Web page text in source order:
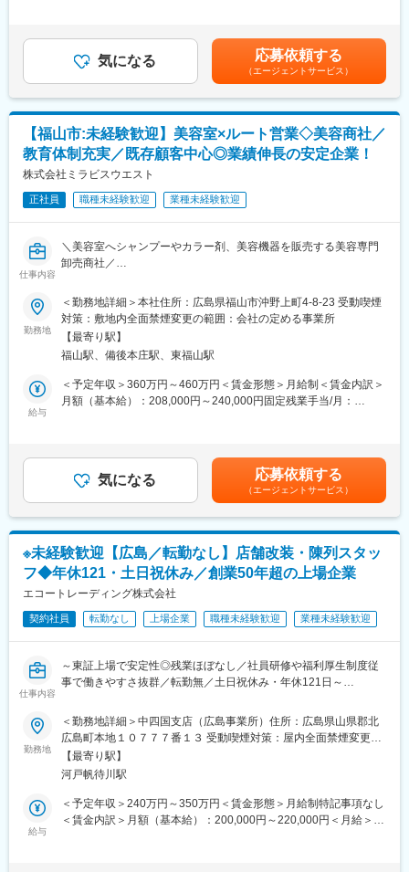
当社は、創業80年以上の広島県福山市に本社を置く美容専門商社
です。
近年は業界のリーディングカンパニーを目指し、中四国から関
東、関西、東海へとエリアを拡大しています。
もともと業績は堅調に右肩上がりでしたが、ここ数年はさらにそ
の伸長率を高めています。
業界特性として景気に左右されにくい側面があり、コロナ禍にお
いても業績を伸長させている安定性と成長性の２つを併せ持つ会
社です。
体制を敷きました。
変更の範囲：会社の定める業務
提案のため、営業しやすい環境です。
＜仕事の流れ＞
ケアマネージャーさんと関係性を構築し、福祉用具を必要とされ
フォローまでご対応いただくので、お客様と長期間関わっていた
だく事ができます。
■組織構成
各店営業数名と事務員1名、アルバイトのサポートスタッフにて構
成されております。
■研修
入社後は先輩社員への同行とe-ラーニングを使用した研修を行い
ます。
談員の資格取得していただきます。
資格取得後は先輩社員の同行とご利用者様のモニタリング（用具
の点検と状況ヒアリング）を行いながら業務の流れを学び、半年
～1年程度しっかり時間をかけてひとり立ちを目指します。
能力に合わせて常に勉強ができる環境です。
未経験からスタートし、3年で副店長、5年で店長になった方もい
ます。
今後も拠点を増やしていく予定であり、ポジションが増える予定
です。
■魅力
お困り事や不便な事などのニーズが発生してからのお仕事なの
で、無理な営業は必要なく、ご高齢者様が本当に必要な物を提案
できます。
営業では普段のコミュニケーションから信頼関係を構築し、お客
同業他社と比較して、１拠点あたりのエリアを狭く設定している
ため、スピード感を持って対応できると同時に、ご自身の負担も
変更の範囲：業務の変更の範囲：当社業務全般
＞有＜残業手当＞有＜給与補足＞※これまでの経験・スキルを元に
決定致します。・支払日：月末締、翌月20日支払い・残業代：35
時間の定額残業手当を支給・昇給：年1回（5月）・賞与：年2回
（7月、12月）※初年度は固定金額を支給賃金はあくまでも目安の
金額であり、選考を通じて上下する可能性があります。月給(月額)
は固定手当を含めた表記です。
気になる 応募依頼する
（エージェントサービス）
【福山市:未経験歓迎】美容室×ルート営業◇美容商社／
教育体制充実／既存顧客中心◎業績伸長の安定企業！
株式会社ミラビスウエスト
正社員 職種未経験歓迎 業種未経験歓迎
仕事内容
＼美容室へシャンプーやカラー剤、美容機器を販売する美容専門
卸売商社／
■お仕事内容：
理美容室向けのシャンプー・カラー剤・ヘアケア商品・美容機器
などを扱うルート営業をお任せします。
単なる商品販売ではなく、サロンの悩みや目指す姿に寄り添いな
がら、最適な提案・サポートを行う仕事です。
営業未経験の方でも、充実した研修とフォロー体制があるため安
メイン業務は「既存顧客との関係構築」です。定期訪問を行い、
関係性を築いて頂きます。
定期訪問時に新商品のご案内、お困りごとのヒアリング、購入頂
容室の売上アップのためのキャンペーンや新メニューの企画・提
案などを行います。
1日の訪問件数は担当エリアごとにご自身で計画立ててスケジュー
ルを組んで頂きます。
＼1日のスケジュール例／
8:30 業務スタート：朝礼で情報共有をしたり、提案資料の準備を
行います。
9:00 アポイント訪問：新メニューの提案や、具体的な展開方法な
ど、1時間程度の商談をします。
程度、立ち話がメインで、新商品のご紹介や導入商品のフォロー
などを行います。
17:30 帰社：必要に応じて翌日の提案資料の準備などを行いま
す。
■教育・研修体制：
・入社後は1週間本社研修があり、その後に現場へ配属され、更に
勤務地
＜勤務地詳細＞本社住所：広島県福山市沖野上町4-8-23 受動喫煙
対策：敷地内全面禁煙変更の範囲：会社の定める事業所
【最寄り駅】
福山駅、備後本庄駅、東福山駅
給与
＜予定年収＞360万円～460万円＜賃金形態＞月給制＜賃金内訳＞
月額（基本給）：208,000円～240,000円固定残業手当/月：
給与詳細は前職を考慮し、当社規定により決定します。■昇給：年
1回■賞与：年2回（7月、12月） ※賞与想定 2～3.5ヶ月分（月給
「基本給＋固定残業代」で計算）賃金はあくまでも目安の金額で
あり、選考を通じて上下する可能性があります。月給(月額)は固定
手当を含めた表記です。
気になる 応募依頼する
（エージェントサービス）
※未経験歓迎【広島／転勤なし】店舗改装・陳列スタッ
フ◆年休121・土日祝休み／創業50年超の上場企業
エコートレーディング株式会社
契約社員 転勤なし 上場企業 職種未経験歓迎 業種未経験歓迎
仕事内容
～東証上場で安定性◎残業ほぼなし／社員研修や福利厚生制度従
事で働きやすさ抜群／転勤無／土日祝休み・年休121日～
各小売店舗へマイカーで訪問し、ペットフード・用品の商品棚の
改装・陳列作業を取り組んで頂きます。「棚割り」という商品棚
の完成図が会社から配布されますので、その資料を基に商品の陳
列や販売促進のためのPOPを装飾するなど、全国にいるペットた
ち（犬・猫・小動物など）にご飯やおやつが届くきっかけをサポ
ート頂きます。
勤務地
＜勤務地詳細＞中四国支店（広島事業所）住所：広島県山県郡北
広島町本地１０７７７番１３ 受動喫煙対策：屋内全面禁煙変更の
範囲：無
【最寄り駅】
河戸帆待川駅
給与
＜予定年収＞240万円～350万円＜賃金形態＞月給制特記事項なし
＜賃金内訳＞月額（基本給）：200,000円～220,000円＜月給＞